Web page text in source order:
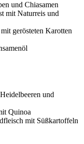
und Chiasamen
mit Naturreis und
gerösteten Karotten
und
Quinoa
mit Süßkartoffeln